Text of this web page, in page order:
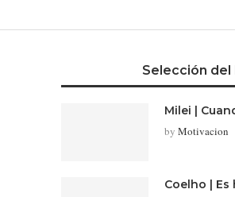
Selección del
Milei |
by Motivacion
Coelho |